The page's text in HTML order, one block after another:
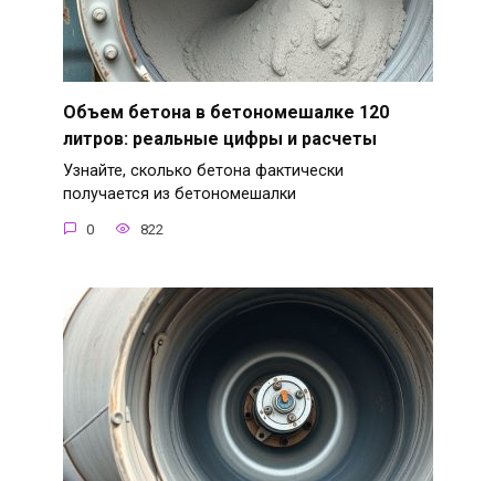
Объем бетона в бетономешалке 120
литров: реальные цифры и расчеты
Узнайте, сколько бетона фактически
получается из бетономешалки
0 822